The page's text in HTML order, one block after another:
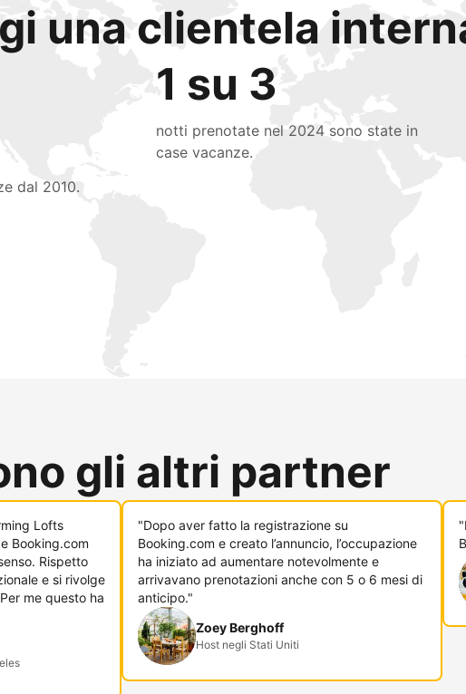
una clientela
dal 2010.
1 su 3
notti prenotate nel 2024 sono state in
case vacanze.
gli altri partner
Lofts
Booking.com
Rispetto
e si rivolge
me questo ha
"Dopo aver fatto la registrazione su
Booking.com e creato l’annuncio, l’occupazione
ha iniziato ad aumentare notevolmente e
arrivavano prenotazioni anche con 5 o 6 mesi di
anticipo."
Zoey Berghoff
Host negli Stati Uniti